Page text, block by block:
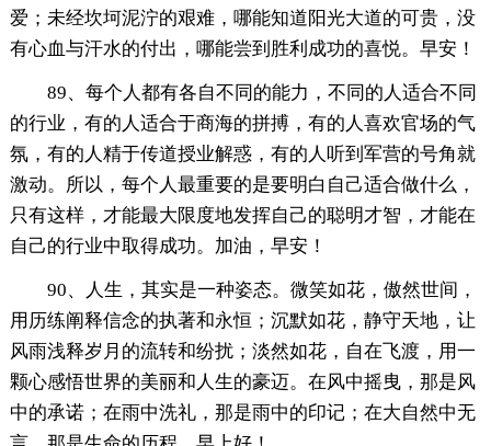
爱；未经坎坷泥泞的艰难，哪能知道阳光大道的可贵，没
有心血与汗水的付出，哪能尝到胜利成功的喜悦。早安！
89、每个人都有各自不同的能力，不同的人适合不同
的行业，有的人适合于商海的拼搏，有的人喜欢官场的气
氛，有的人精于传道授业解惑，有的人听到军营的号角就
激动。所以，每个人最重要的是要明白自己适合做什么，
只有这样，才能最大限度地发挥自己的聪明才智，才能在
自己的行业中取得成功。加油，早安！
90、人生，其实是一种姿态。微笑如花，傲然世间，
用历练阐释信念的执著和永恒；沉默如花，静守天地，让
风雨浅释岁月的流转和纷扰；淡然如花，自在飞渡，用一
颗心感悟世界的美丽和人生的豪迈。在风中摇曳，那是风
中的承诺；在雨中洗礼，那是雨中的印记；在大自然中无